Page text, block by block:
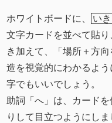
ホワイトボードに、 い
文字カードを並べて貼
き加えて、「場所＋方
造を視覚的にわかるよ
字でもいいでしょう。
助詞「へ」は、カード
りして目立つようにし